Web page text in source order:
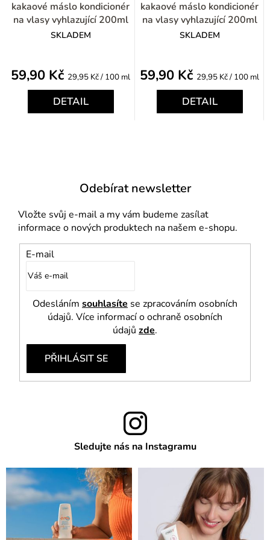
kakaové máslo kondicionér
na vlasy vyhlazující 200ml
SKLADEM
59,90 Kč Měrná
cena:
29,95 Kč / 100 ml
DETAIL
kakaové máslo kondicionér
na vlasy vyhlazující 200ml
SKLADEM
59,90 Kč Měrná
cena:
29,95 Kč / 100 ml
DETAIL
Odebírat newsletter
Vložte svůj e-mail a my vám budeme zasílat
informace o nových produktech na našem e-shopu.
E-mail
Odesláním souhlasíte se zpracováním osobních
údajů. Více informací o ochraně osobních
údajů zde.
PŘIHLÁSIT SE
Sledujte nás na Instagramu